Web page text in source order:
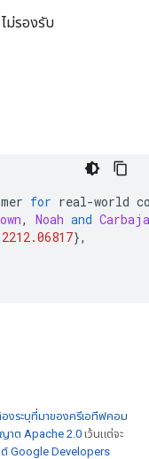
ไม่รองรับ
for real-world
, Noah and
2212.06817},
งระบุที่มาของครีเอทีฟคอม
าต Apache 2.0เว้นแต่จะ
ต์ Google Developers